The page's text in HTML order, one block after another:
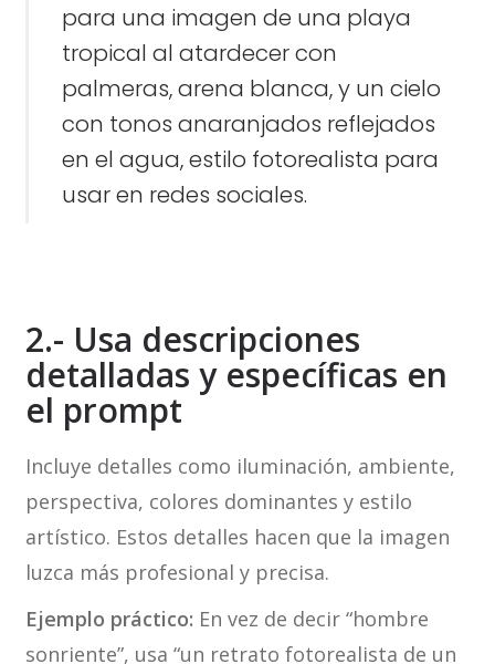
para una imagen de una playa
tropical al atardecer con
palmeras, arena blanca, y un cielo
con tonos anaranjados reflejados
en el agua, estilo fotorealista para
usar en redes sociales.
2.- Usa descripciones
detalladas y específicas en
el prompt
Incluye detalles como iluminación, ambiente,
perspectiva, colores dominantes y estilo
artístico. Estos detalles hacen que la imagen
luzca más profesional y precisa.
Ejemplo práctico: En vez de decir “hombre
sonriente”, usa “un retrato fotorealista de un